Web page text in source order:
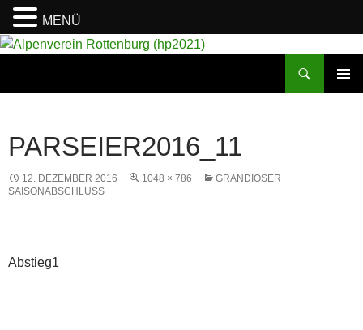
PARSEIER2016_11
12. DEZEMBER 2016 1048 × 786
GRANDIOSER
SAISONABSCHLUSS
Abstieg1
MENÜ